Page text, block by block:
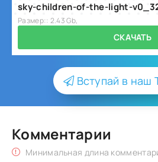
sky-children-of-the-light-
Размер:: 2.43 Gb,
СКАЧАТЬ
Вступай в наш
Комментарии
Минимальная длина